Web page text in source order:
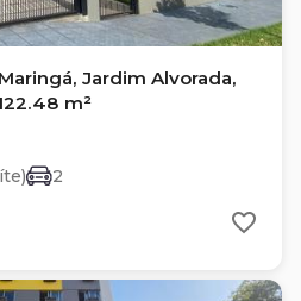
Jardim Alvorada,
m²
2